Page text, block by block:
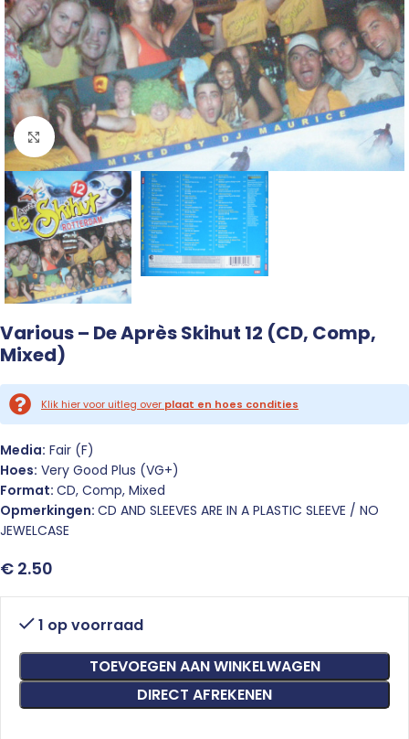
Click to enlarge
Various – De Après Skihut 12 (CD, Comp,
Mixed)
Klik hier voor uitleg over plaat en hoes condities
Media: Fair (F)
Hoes: Very Good Plus (VG+)
Format: CD, Comp, Mixed
Opmerkingen: CD AND SLEEVES ARE IN A PLASTIC SLEEVE / NO
JEWELCASE
€ 2.50
1 op voorraad
TOEVOEGEN AAN WINKELWAGEN
DIRECT AFREKENEN